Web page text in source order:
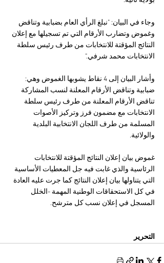
وجاء في البيان: "نبلغ الرأي العام بضبابية وتناقض
وغموض وتضارب الأرقام التي تم تسجيلها مع إعلان
النتائج المؤقتة للانتخابات من طرف رئيس سلطة
الانتخابات محمد شرفي."
وأشار البيان إلى 4 نقاط يشوبها الغموض وهي:
ضبابية وتناقض الأرقام المعلنة لنسب المشاركة
تناقض الأرقام المعلنة من طرف رئيس سلطة
الانتخابات مع مضمون فرز وتركيز الأصوات
المسلمة من طرف اللجان الانتخابية البلدية
والولائية.
غموض بيان إعلان النتائج المؤقتة للانتخابات
الرئاسية والذي غابت فيه جل المعطيات الأساسية
التي يتناولها بيان إعلان النتائج كما جرت عليه العادة
في كل الاستحقاقات الوطنية المهمة -الخلل
المسجل في إعلان نسب كل مترشح.
التحرير